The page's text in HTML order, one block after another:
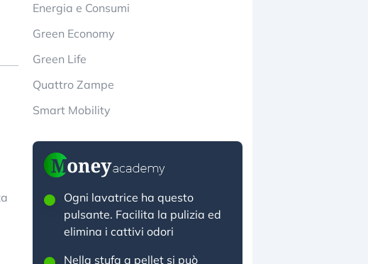
Energia e Consumi
Green Economy
Green Life
Quattro Zampe
Smart Mobility
Ogni lavatrice ha questo
pulsante. Facilita la pulizia ed
elimina i cattivi odori
Nella stufa a pellet si può